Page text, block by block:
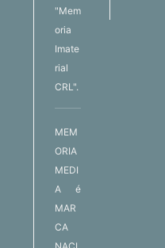
"Mem
oria
Imate
rial
CRL".
MEM
ORIA
MEDI
A é
MAR
CA